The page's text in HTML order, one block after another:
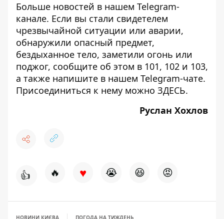
Больше новостей в нашем Telegram-
канале. Если вы стали свидетелем
чрезвычайной ситуации или аварии,
обнаружили опасный предмет,
бездыханное тело, заметили огонь или
поджог, сообщите об этом в 101, 102 и 103,
а также напишите в нашем Telegram-чате.
Присоединиться к нему можно ЗДЕСЬ.
Руслан Хохлов
👍 🔥 ♥ 😭 😆 😡